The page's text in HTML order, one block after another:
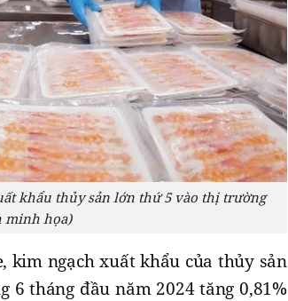
khẩu thủy sản lớn thứ 5 vào thị trường
minh họa)
kim ngạch xuất khẩu của thủy sản
tháng đầu năm 2024 tăng 0,81%